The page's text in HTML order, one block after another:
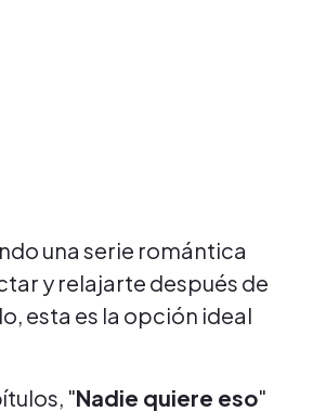
una serie romántica
y relajarte después de
esta es la opción ideal
"Nadie quiere eso"